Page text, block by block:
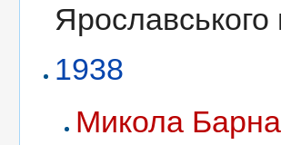
Ярославського
1938
Микола Барна